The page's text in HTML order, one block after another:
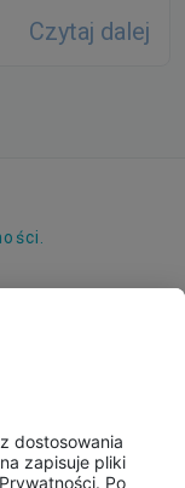
Czytaj dalej